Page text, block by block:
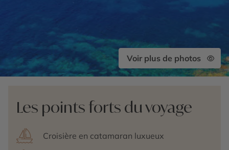
Voir plus de photos
Les points forts du voyage
Croisière en catamaran luxueux